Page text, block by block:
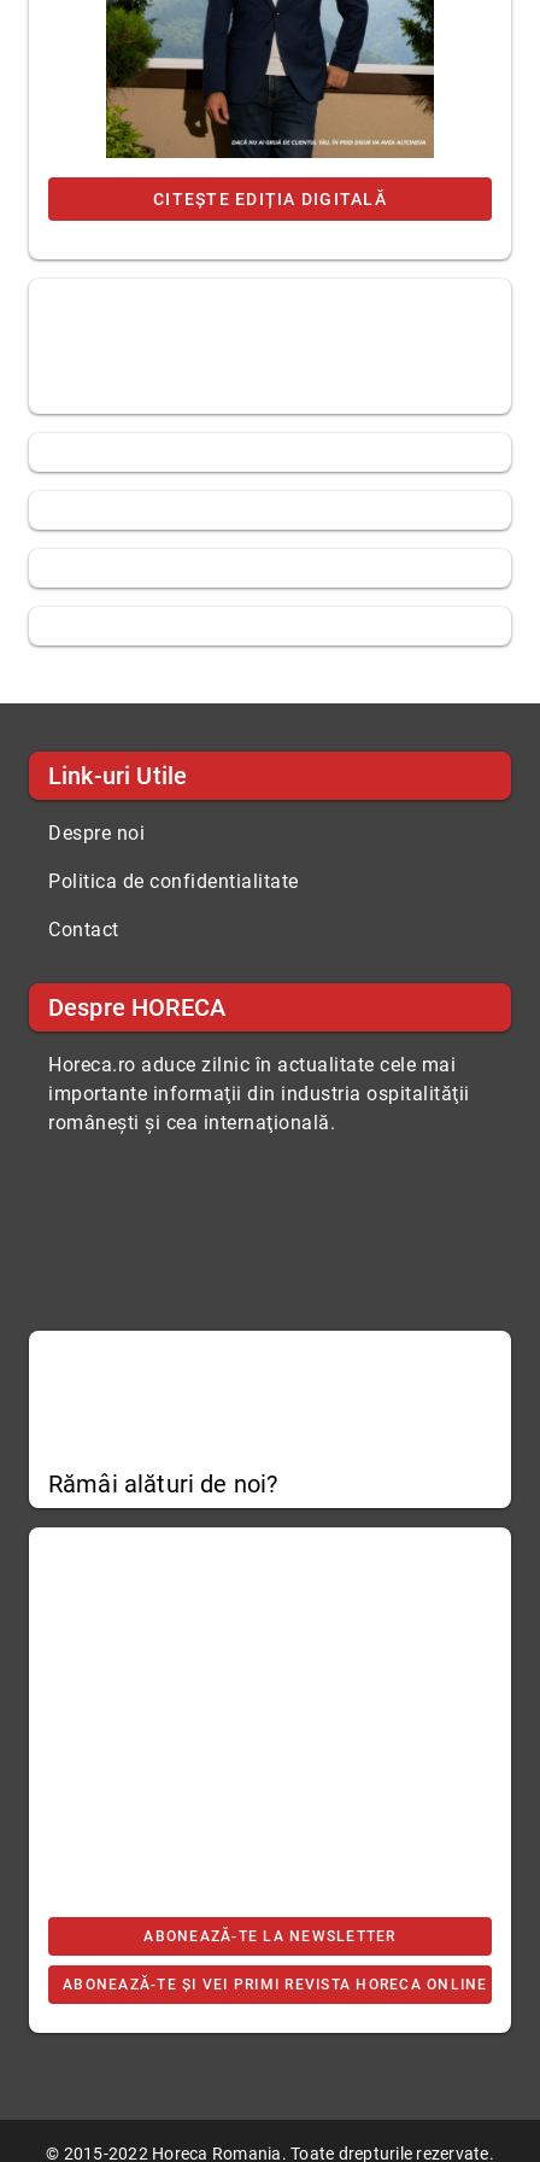
CITEȘTE EDIȚIA DIGITALĂ
Link-uri Utile
Despre noi
Politica de confidentialitate
Contact
Despre HORECA
Horeca.ro aduce zilnic în actualitate cele mai
importante informaţii din industria ospitalităţii
româneşti şi cea internaţională.
Rămâi alături de noi?
ABONEAZĂ-TE LA NEWSLETTER
ABONEAZĂ-TE ȘI VEI PRIMI REVISTA HORECA ONLINE
© 2015-2022 Horeca Romania. Toate drepturile rezervate.